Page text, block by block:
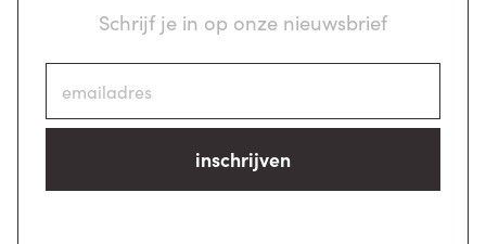
Schrijf je in op onze nieuwsbrief
inschrijven